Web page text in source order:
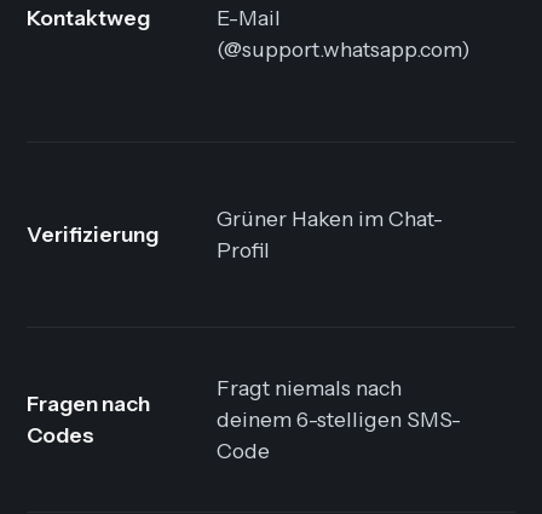
Kontaktweg
E-Mail
(@support.whatsapp.com)
Verifizierung
Grüner Haken im Chat-
Profil
Fragen nach
Codes
Fragt niemals nach
deinem 6-stelligen SMS-
Code